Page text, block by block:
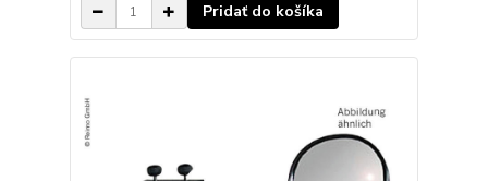
Pridať do košíka